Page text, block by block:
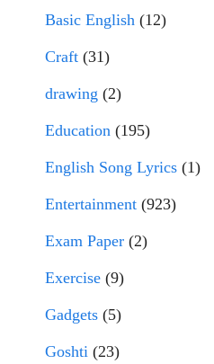
Basic English (12)
Craft (31)
drawing (2)
Education (195)
English Song Lyrics (1)
Entertainment (923)
Exam Paper (2)
Exercise (9)
Gadgets (5)
Goshti (23)